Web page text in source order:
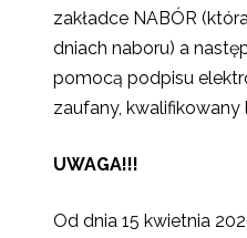
zakładce NABÓR
dniach naboru) a
pomocą podpisu
zaufany, kwalifikowany
UWAGA!!!
Od dnia 15 kwietnia